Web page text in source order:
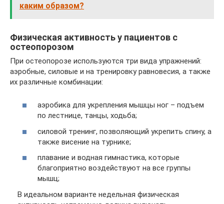
каким образом?
Физическая активность у пациентов с
остеопорозом
При остеопорозе используются три вида упражнений:
аэробные, силовые и на тренировку равновесия, а также
их различные комбинации:
аэробика для укрепления мышцы ног – подъем
по лестнице, танцы, ходьба;
силовой тренинг, позволяющий укрепить спину, а
также висение на турнике;
плавание и водная гимнастика, которые
благоприятно воздействуют на все группы
мышц;
В идеальном варианте недельная физическая